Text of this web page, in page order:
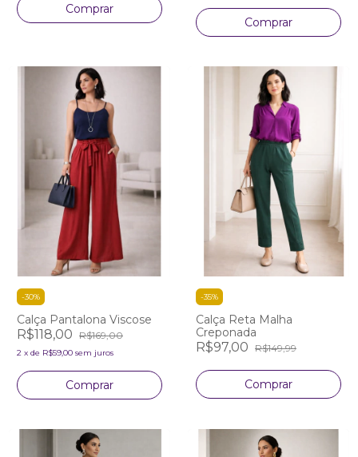
Comprar
Comprar
-30%
Calça Pantalona Viscose
R$118,00 R$169,00
2 x de R$59,00 sem juros
Comprar
-35%
Calça Reta Malha
Creponada
R$97,00 R$149,99
Comprar